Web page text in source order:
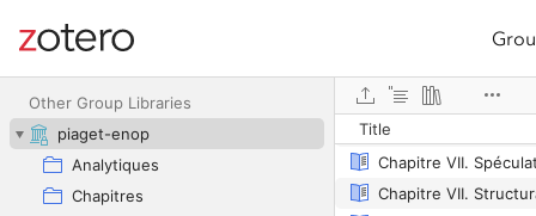
Site navigation
Other Group Libraries
piaget-enop
Analytiques
Chapitres
Title